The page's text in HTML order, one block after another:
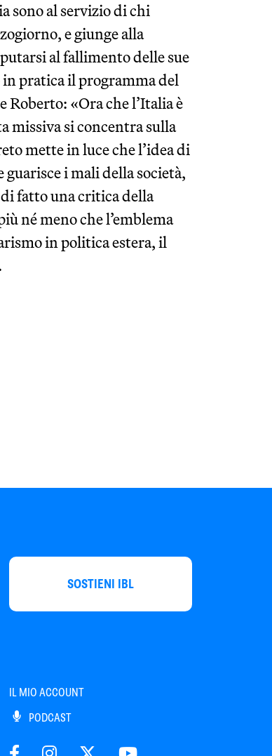
sono al servizio di chi
e giunge alla
al fallimento delle sue
pratica il programma del
Roberto: «Ora che l’Italia è
missiva si concentra sulla
mette in luce che l’idea di
i mali della società,
fatto una critica della
né meno che l’emblema
in politica estera, il
SOSTIENI IBL
IL MIO ACCOUNT
PODCAST